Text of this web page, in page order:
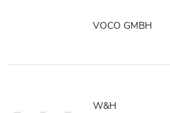
VOCO GMBH
W&H